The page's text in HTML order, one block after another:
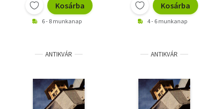
Kosárba
6 - 8 munkanap
Kosárba
4 - 6 munkanap
ANTIKVÁR ANTIKVÁR